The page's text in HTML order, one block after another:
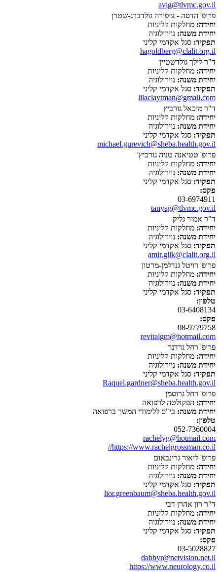
avig@tlvmc.gov.il
פרופ' הדסה - ציפורה גולדברג-שטרן
יחידה: מחלקות קליניות
יחידת משנה: נוירולוגיה
תפקיד: סגל אקדמי קליני
hagoldberg@clalit.org.il
ד"ר לילך גולדשטיין
יחידה: מחלקות קליניות
יחידת משנה: נוירולוגיה
תפקיד: סגל אקדמי קליני
lilaclaytman@gmail.com
ד"ר מיכאל גורביץ
יחידה: מחלקות קליניות
יחידת משנה: נוירולוגיה
תפקיד: סגל אקדמי קליני
michael.gurevich@sheba.health.gov.il
פרופ' טטיאנה טניה גורביץ'
יחידה: מחלקות קליניות
יחידת משנה: נוירולוגיה
תפקיד: סגל אקדמי קליני
פקס:
03-6974911
tanyag@tlvmc.gov.il
ד"ר אמיר גליק
יחידה: מחלקות קליניות
יחידת משנה: נוירולוגיה
תפקיד: סגל אקדמי קליני
amir.glik@clalit.org.il
פרופ' רויטל גנדלמן-מרטון
יחידה: מחלקות קליניות
יחידת משנה: נוירולוגיה
תפקיד: סגל אקדמי קליני
טלפון:
03-6408134
פקס:
08-9779758
revitalgm@hotmail.com
פרופ' רחל גרדנר
יחידה: מחלקות קליניות
יחידת משנה: נוירולוגיה
תפקיד: סגל אקדמי קליני
Raquel.gardner@sheba.health.gov.il
פרופ' רחל גרוסמן
יחידה: הפקולטה לרפואה
יחידת משנה: בי"ס ללימודי המשך ברפואה
טלפון:
052-7360004
rachelyg@hotmail.com
https://www.rachelgrossman.co.il//
פרופ' ליאור גרינבאום
יחידה: מחלקות קליניות
יחידת משנה: נוירולוגיה
תפקיד: סגל אקדמי קליני
lior.greenbaum@sheba.health.gov.il
ד"ר רון אהרן דבי
יחידה: מחלקות קליניות
יחידת משנה: נוירולוגיה
תפקיד: סגל אקדמי קליני
פקס:
03-5028827
dabbyr@netvision.net.il
https://www.neurology.co.il